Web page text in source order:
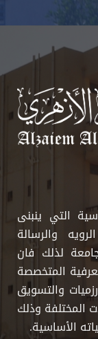
التي ينبنى
والرسالة
لذلك فان
المتخصصة
والتسويق
المختلفة وذلك
الأساسية.